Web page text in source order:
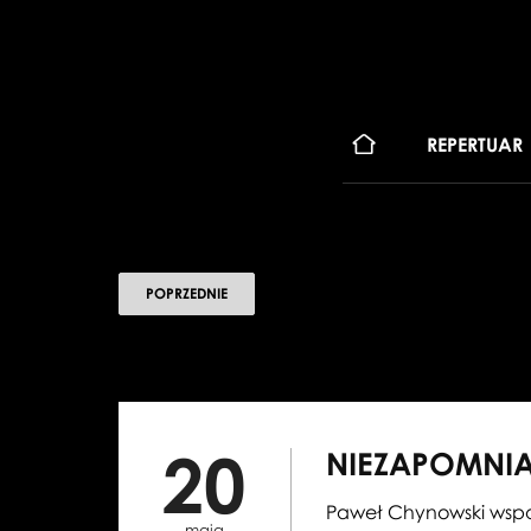
REPERTUAR
POPRZEDNIE
20 Paweł Chynowski